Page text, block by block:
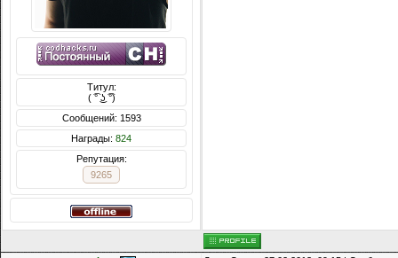
Титул:
( ͡° ͜ʖ ͡°)
Сообщений: 1593
Награды: 824
Репутация:
9265